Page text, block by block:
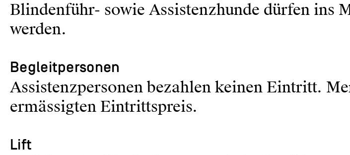
Blindenführ- sowie Assistenzhunde dürfen ins
werden.
Begleitpersonen
Assistenzpersonen bezahlen keinen Eintritt.
ermässigten Eintrittspreis.
Lift